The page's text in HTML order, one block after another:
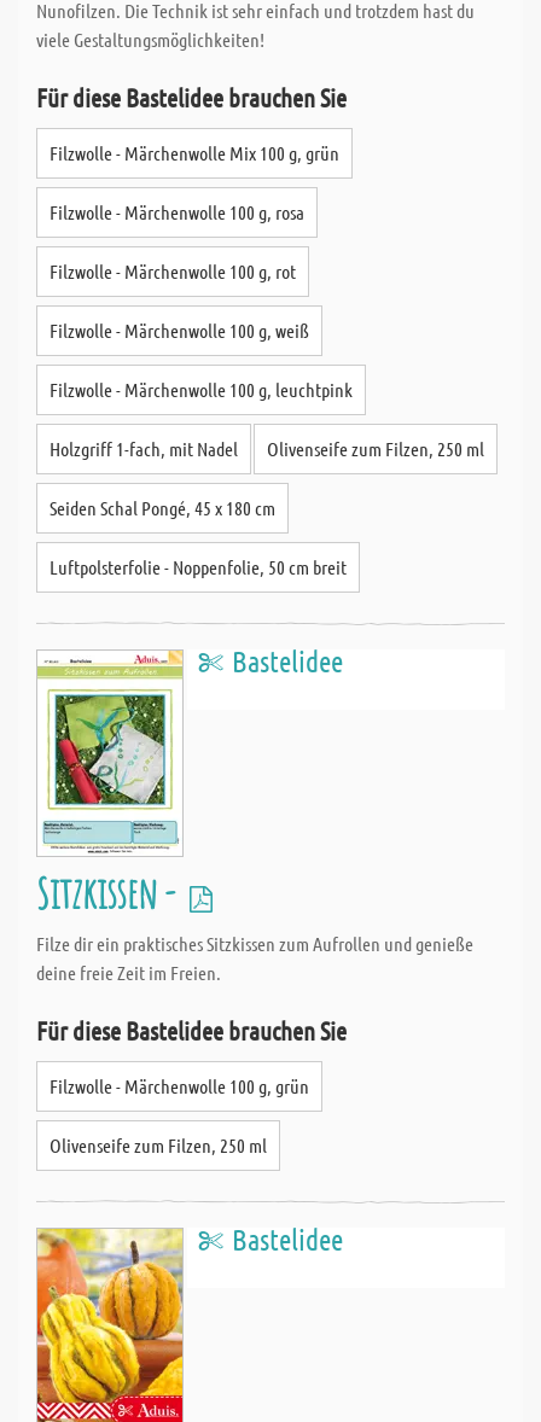
Nunofilzen. Die Technik ist sehr einfach und trotzdem hast du
viele Gestaltungsmöglichkeiten!
Für diese Bastelidee brauchen Sie
Filzwolle - Märchenwolle Mix 100 g, grün
Filzwolle - Märchenwolle 100 g, rosa
Filzwolle - Märchenwolle 100 g, rot
Filzwolle - Märchenwolle 100 g, weiß
Filzwolle - Märchenwolle 100 g, leuchtpink
Holzgriff 1-fach, mit Nadel Olivenseife zum Filzen, 250 ml
Seiden Schal Pongé, 45 x 180 cm
Luftpolsterfolie - Noppenfolie, 50 cm breit
Bastelidee
Sitzkissen -
Filze dir ein praktisches Sitzkissen zum Aufrollen und genieße
deine freie Zeit im Freien.
Für diese Bastelidee brauchen Sie
Filzwolle - Märchenwolle 100 g, grün
Olivenseife zum Filzen, 250 ml
Bastelidee